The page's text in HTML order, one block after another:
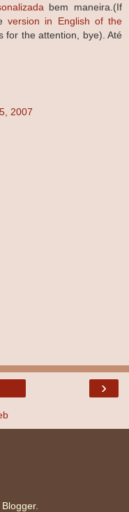
bem maneira.(If
version in English of the
for the attention, bye). Até
2007
›
Blogger.